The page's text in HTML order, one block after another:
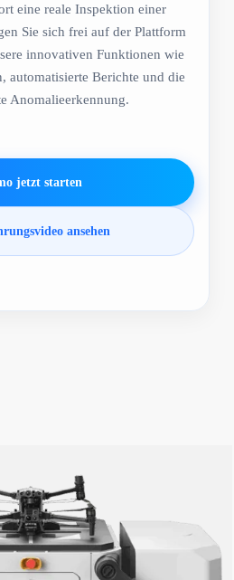
eine reale Inspektion einer
Sie sich frei auf der Plattform
innovativen Funktionen wie
automatisierte Berichte und die
Anomalieerkennung.
jetzt starten
ansehen